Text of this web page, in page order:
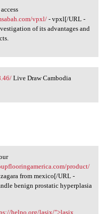
vpxl/- vpxl[/URL -
of its advantages and
Live
Live Draw Cambodia
[URL
product/
from mexico[/URL -
benign prostatic hyperplasia
helpo.org/lasix/">lasix